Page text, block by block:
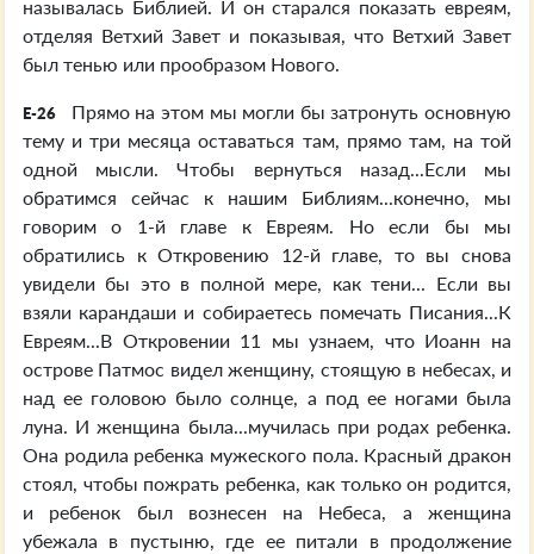
называлась Библией. И он старался показать евреям,
отделяя Ветхий Завет и показывая, что Ветхий Завет
был тенью или прообразом Нового.
E-26
Прямо на этом мы могли бы затронуть основную
тему и три месяца оставаться там, прямо там, на той
одной мысли. Чтобы вернуться назад...Если мы
обратимся сейчас к нашим Библиям...конечно, мы
говорим о 1-й главе к Евреям. Но если бы мы
обратились к Откровению 12-й главе, то вы снова
увидели бы это в полной мере, как тени... Если вы
взяли карандаши и собираетесь помечать Писания...К
Евреям...В Откровении 11 мы узнаем, что Иоанн на
острове Патмос видел женщину, стоящую в небесах, и
над ее головою было солнце, а под ее ногами была
луна. И женщина была...мучилась при родах ребенка.
Она родила ребенка мужеского пола. Красный дракон
стоял, чтобы пожрать ребенка, как только он родится,
и ребенок был вознесен на Небеса, а женщина
убежала в пустыню, где ее питали в продолжение